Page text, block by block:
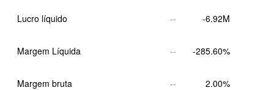
Lucro líquido -- -6.92M
Margem Líquida -- -285.60%
Margem bruta -- 2.00%